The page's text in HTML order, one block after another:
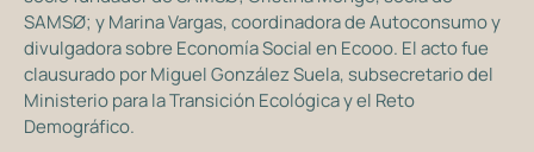
SAMSØ; y Marina Vargas, coordinadora de Autoconsumo y
divulgadora sobre Economía Social en Ecooo. El acto fue
clausurado por Miguel González Suela, subsecretario del
Ministerio para la Transición Ecológica y el Reto
Demográfico.